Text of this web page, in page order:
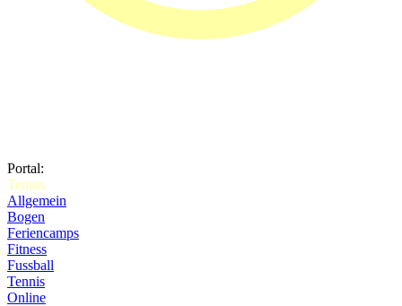
Portal:
Tennis
Allgemein
Bogen
Feriencamps
Fitness
Fussball
Tennis
Online